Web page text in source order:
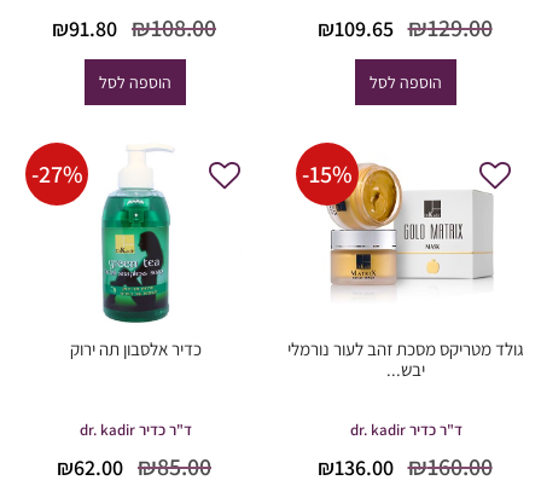
₪129.00
המחיר
היה:
₪129.00.
₪109.65
הוספה לסל
₪108.00
המחיר
₪108.00.
₪91.80
הוספה לסל
-15%
גולד מטריקס מסכת זהב לעור נורמלי
יבש...
ד"ר כדיר dr. kadir
₪160.00
המחיר₪136.00
-27%
כדיר אלסבון תה ירוק
ד"ר כדיר dr. kadir
₪85.00
המחיר₪62.00